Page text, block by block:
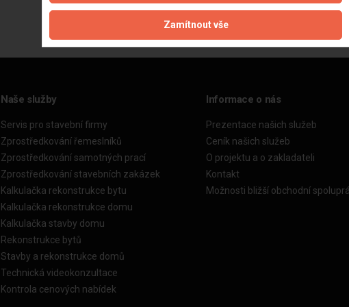
Naše služby
Servis pro stavební firmy
Zprostředkování řemeslníků
Zprostředkování samotných prací
Zprostředkování stavebních zakázek
Kalkulačka rekonstrukce bytu
Kalkulačka rekonstrukce domu
Kalkulačka stavby domu
Rekonstrukce bytů
Stavby a rekonstrukce domů
Technická videokonzultace
Kontrola cenových nabídek
Informace o nás
Prezentace našich služeb
Ceník našich služeb
O projektu a o zakladateli
Kontakt
Možnosti bližší obchodní
Zamítnout vše